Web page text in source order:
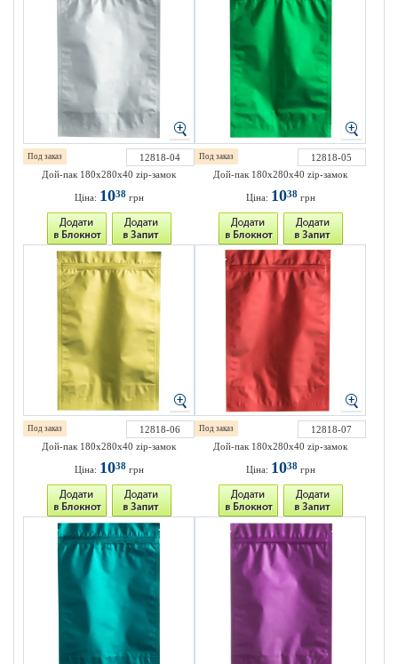
Под заказ
12818-04
Дой-пак 180х280х40 zip-замок
Ціна: 1038грн
Под заказ
12818-05
Дой-пак 180х280х40 zip-замок
Ціна: 1038грн
Под заказ
12818-06
Дой-пак 180х280х40 zip-замок
Ціна: 1038грн
Под заказ
12818-07
Дой-пак 180х280х40 zip-замок
Ціна: 1038грн